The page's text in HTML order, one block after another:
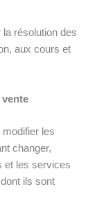
résolution des
aux cours et
les
changer,
et les services
ils sont